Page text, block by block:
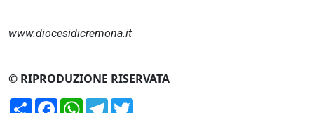
www.diocesidicremona.it
© RIPRODUZIONE RISERVATA
CondividiFacebookWhatsApp
Telegram